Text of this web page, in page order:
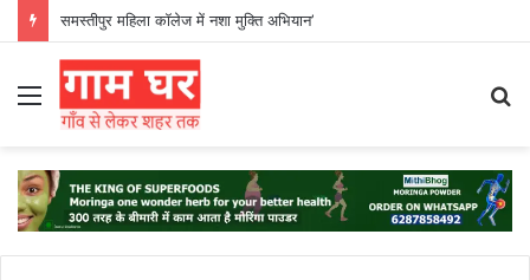
हड़ताली सफाईकर्मियों ने नगर निगम का घेराव किया’
Menu